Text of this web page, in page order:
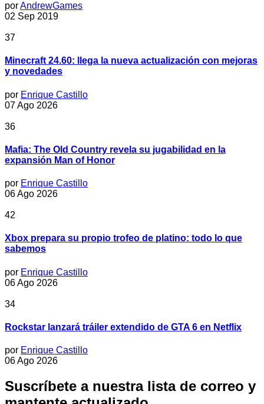
porAndrewGames
02 Sep 2019
37
Minecraft 24.60: llega la nueva actualización con mejoras
y novedades
por Enrique Castillo
07 Ago 2026
36
Mafia: The Old Country revela su jugabilidad en la
expansión Man of Honor
por Enrique Castillo
06 Ago 2026
42
Xbox prepara su propio trofeo de platino: todo lo que
sabemos
por Enrique Castillo
06 Ago 2026
34
Rockstar lanzará tráiler extendido de GTA 6 en Netflix
por Enrique Castillo
06 Ago 2026
Suscríbete a nuestra lista de correo y